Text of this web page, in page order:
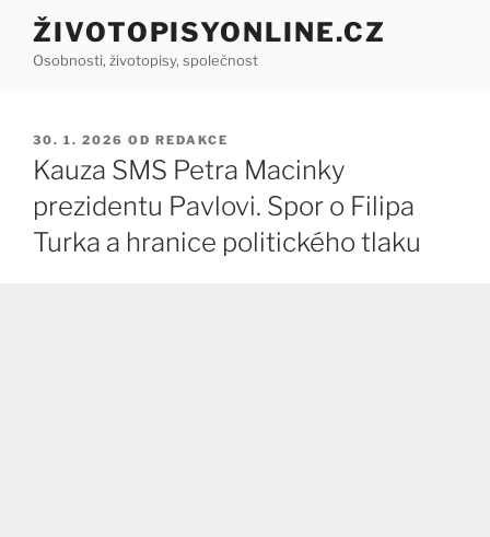
Přejít
obsahu
ŽIVOTOPISYONLINE.CZ
Osobnosti, životopisy, společnost
PUBLIKOVÁNO
30. 1. 2026 OD REDAKCE
Kauza SMS Petra Macinky
prezidentu Pavlovi. Spor o Filipa
Turka a hranice politického tlaku